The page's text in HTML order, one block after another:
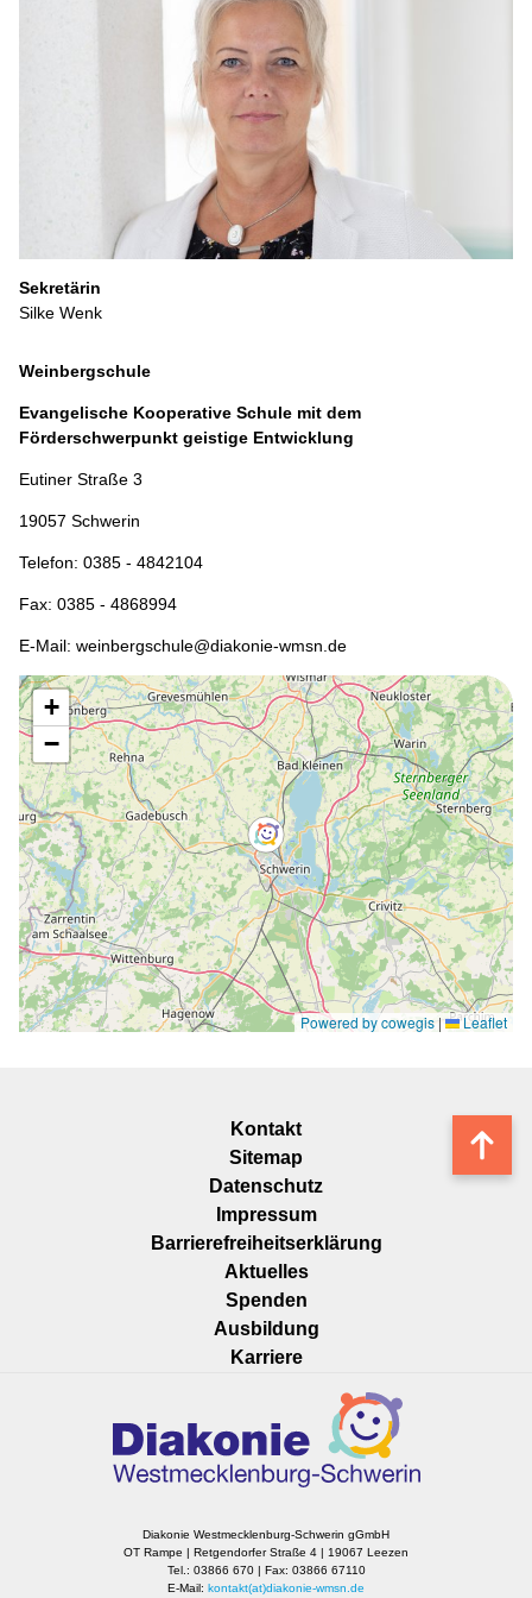
Sekretärin
Silke Wenk
Weinbergschule
Evangelische Kooperative Schule mit dem
Förderschwerpunkt geistige Entwicklung
Eutiner Straße 3
19057 Schwerin
Telefon: 0385 - 4842104
Fax: 0385 - 4868994
E-Mail: weinbergschule@diakonie-wmsn.de
Nach
oben
Navigation
überspringen
Kontakt
Sitemap
Datenschutz
Impressum
Barrierefreiheitserklärung
Navigation
überspringen
Aktuelles
Spenden
Ausbildung
Karriere
Diakonie Westmecklenburg-Schwerin gGmbH
OT Rampe | Retgendorfer Straße 4 | 19067 Leezen
Tel.: 03866 670 | Fax: 03866 67110
E-Mail: kontakt(at)diakonie-wmsn.de